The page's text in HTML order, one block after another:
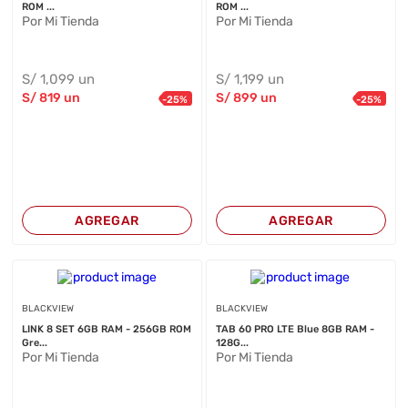
ROM ...
Por Mi Tienda
S/1,099 un
S/819 un -25%
AGREGAR
ROM ...
Por Mi Tienda
S/ 1,199 un
S/899 un -25%
AGREGAR
BLACKVIEW
LINK 8 SET 6GB RAM - 256GB ROM
Gre...
Por Mi Tienda
BLACKVIEW
TAB 60 PRO LTE Blue 8GB RAM -
128G...
Por Mi Tienda